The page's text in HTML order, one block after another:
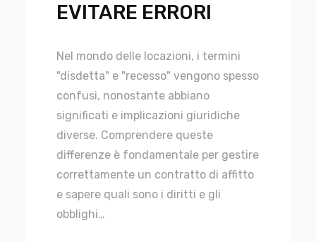
EVITARE ERRORI
Nel mondo delle locazioni, i termini
"disdetta" e "recesso" vengono spesso
confusi, nonostante abbiano
significati e implicazioni giuridiche
diverse. Comprendere queste
differenze è fondamentale per gestire
correttamente un contratto di affitto
e sapere quali sono i diritti e gli
obblighi…